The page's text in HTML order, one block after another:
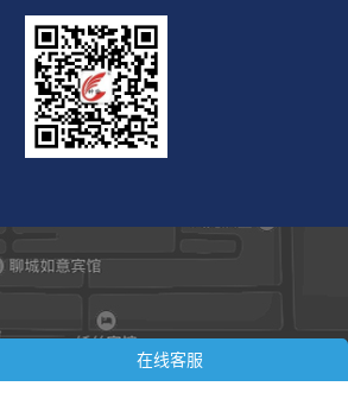
在线客服